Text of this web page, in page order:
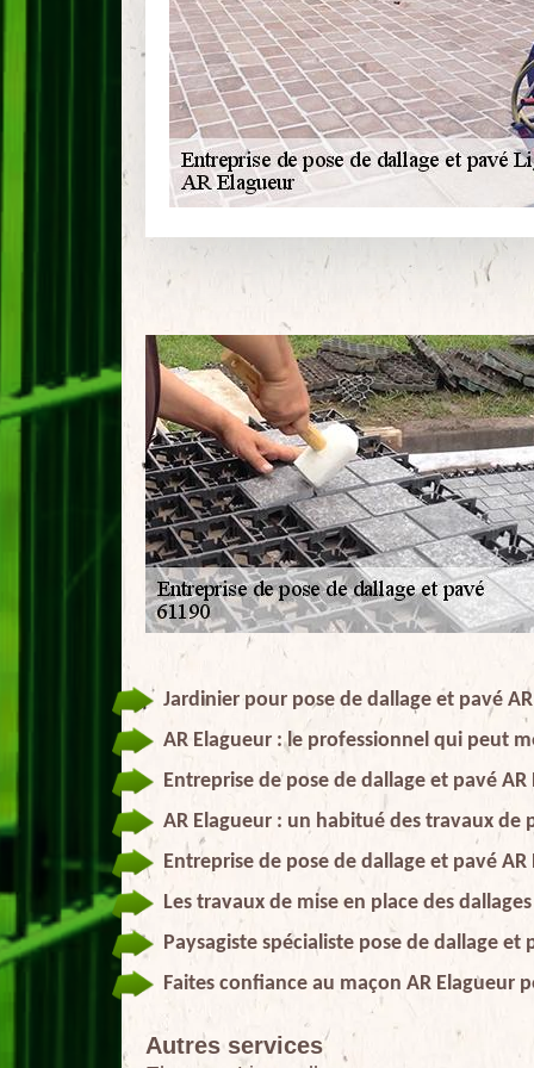
Jardinier pour pose de dallage et pavé
AR Elagueur : le professionnel qui peut
Entreprise de pose de dallage et pavé
AR Elagueur : un habitué des travaux de
Entreprise de pose de dallage et pavé
Les travaux de mise en place des
Paysagiste spécialiste pose de dallage et
Faites confiance au maçon AR Elagueur
Autres services